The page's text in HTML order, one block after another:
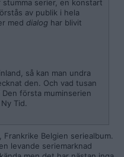
stumma serier, en konstart
av publik i hela
med dialog har blivit
så kan man undra
den. Och vad tusan
första muminserien
Tid.
05/den-forsta-muminseri
heter Fix och Foxi och är
Belgien seriealbum.
levande seriemarknad